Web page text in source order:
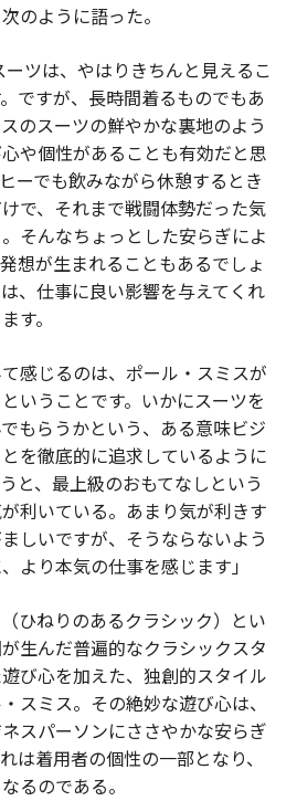
のように語った。
ーツは、やはりきちんと見えるこ
ですが、長時間着るものでもあ
のスーツの鮮やかな裏地のよう
や個性があることも有効だと思
ーでも飲みながら休憩するとき
で、それまで戦闘体勢だった気
そんなちょっとした安らぎによ
想が生まれることもあるでしょ
、仕事に良い影響を与えてくれ
す。
感じるのは、ポール・スミスが
いうことです。いかにスーツを
もらうかという、ある意味ビジ
を徹底的に追求しているように
と、最上級のおもてなしという
利いている。あまり気が利きす
しいですが、そうならないよう
より本気の仕事を感じます」
ひねりのあるクラシック）とい
生んだ普遍的なクラシックスタ
び心を加えた、独創的スタイル
スミス。その絶妙な遊び心は、
スパーソンにささやかな安らぎ
は着用者の個性の一部となり、
るのである。